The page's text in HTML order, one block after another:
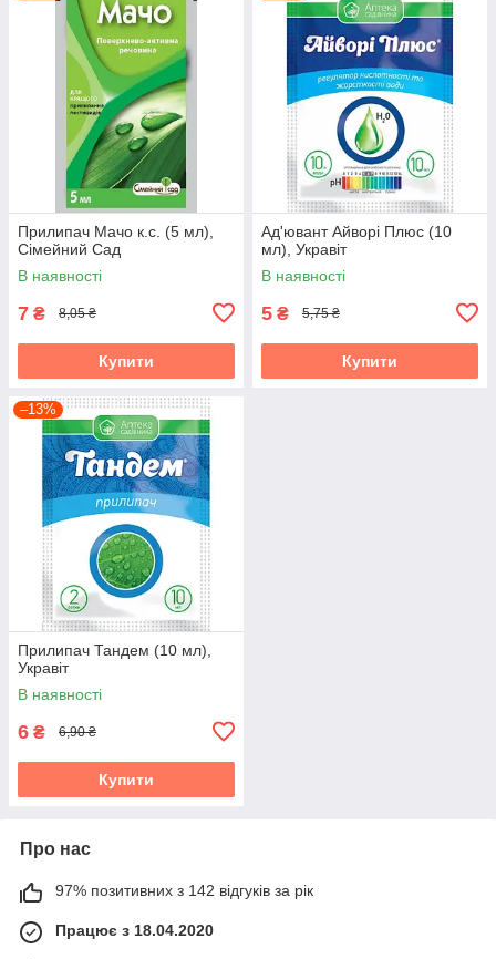
Прилипач Мачо к.с. (5 мл),
Сімейний Сад
В наявності
7 ₴ 8,05 ₴
Купити
Ад'ювант Айворі Плюс (10
мл), Укравіт
В наявності
5 ₴ 5,75 ₴
Купити
–13%
Прилипач Тандем (10 мл),
Укравіт
В наявності
6 ₴ 6,90 ₴
Купити
Про нас
97% позитивних з 142 відгуків за рік
Працює з 18.04.2020